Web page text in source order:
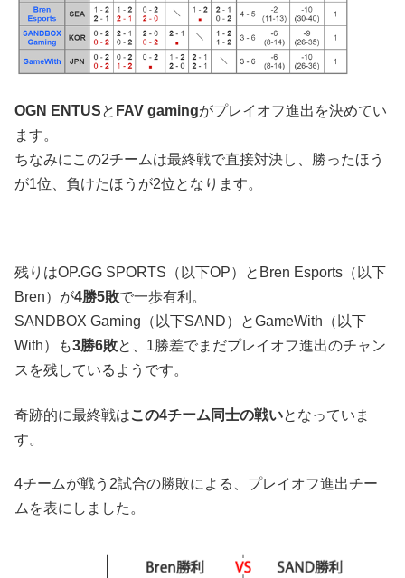
OGN ENTUSと FAV gamingがプレイオフ進出を決めてい
ます。
ちなみにこの2チームは最終戦で直接対決し、勝ったほう
が1位、負けたほうが2位となります。
残りはOP.GG SPORTS（以下OP）とBren Esports（以下
Bren）が4勝5敗で一歩有利。
SANDBOX Gaming（以下SAND）とGameWith（以下
With）も3勝6敗と、1勝差でまだプレイオフ進出のチャン
スを残しているようです。
奇跡的に最終戦はこの4チーム同士の戦いとなっていま
す。
4チームが戦う2試合の勝敗による、プレイオフ進出チー
ムを表にしました。